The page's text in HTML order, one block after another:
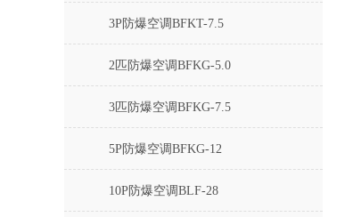
3P防爆空调BFKT-7.5
2匹防爆空调BFKG-5.0
3匹防爆空调BFKG-7.5
5P防爆空调BFKG-12
10P防爆空调BLF-28